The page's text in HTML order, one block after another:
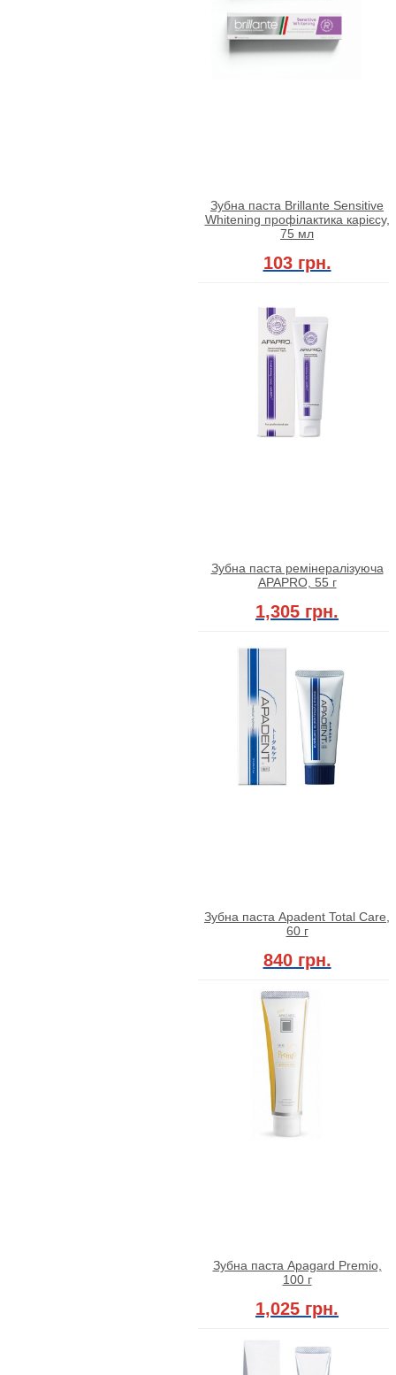
Зубна паста Brillante Sensitive
Whitening профілактика карієсу,
75 мл
103 грн.
Зубна паста ремінералізуюча
APAPRO, 55 г
1,305 грн.
Зубна паста Apadent Total Care,
60 г
840 грн.
Зубна паста Apagard Premio,
100 г
1,025 грн.